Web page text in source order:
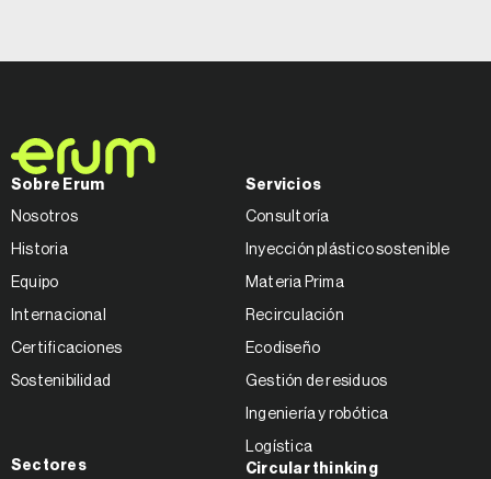
Sobre Erum
Nosotros
Historia
Equipo
Internacional
Certificaciones
Sostenibilidad
Servicios
Consultoría
Inyección plástico sostenible
Materia Prima
Recirculación
Ecodiseño
Gestión de residuos
Ingeniería y robótica
Logística
Sectores
Circular thinking